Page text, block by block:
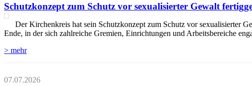
Schutzkonzept zum Schutz vor sexualisierter Gewalt
Der Kirchenkreis hat sein Schutzkonzept zum Schutz vor sexualisierter
Ende, in der sich zahlreiche Gremien, Einrichtungen und Arbeitsbereiche
> mehr
07.07.2026